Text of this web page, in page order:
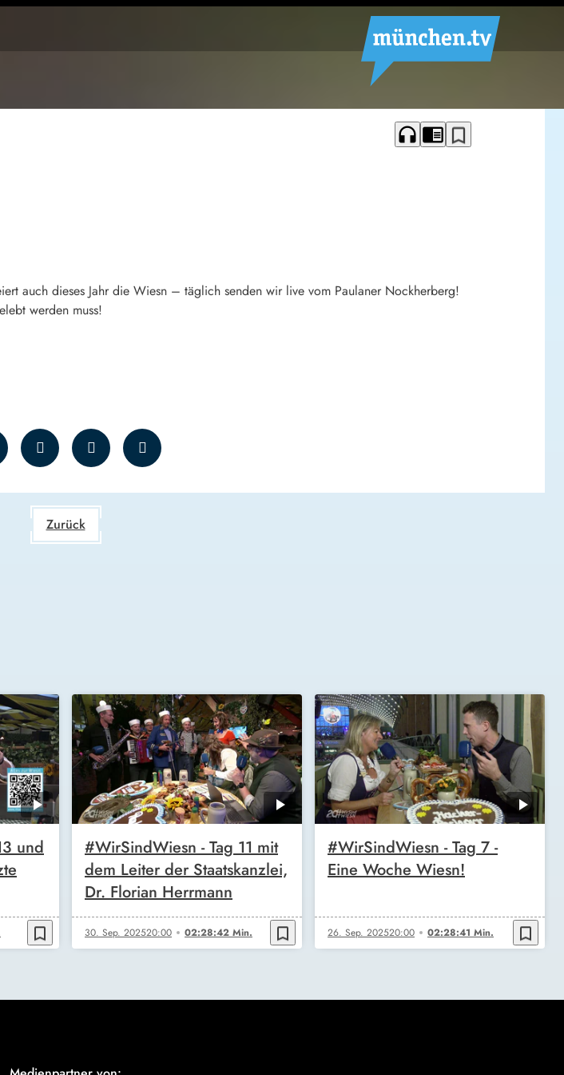
headphones chrome_reader_mode bookmark_border
auch dieses Jahr die Wiesn – täglich senden wir live vom Paulaner Nockherberg!
werden muss!
Zurück
und
bookmark_border
#WirSindWiesn - Tag 11 mit
dem Leiter der Staatskanzlei,
Dr. Florian Herrmann
30. Sep. 202520:00 02:28:42 Min. bookmark_border
#WirSindWiesn - Tag 7 -
Eine Woche Wiesn!
26. Sep. 202520:00 02:28:41 Min. bookmark_border